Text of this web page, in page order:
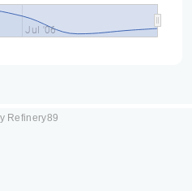
Jul '06
Refinery89